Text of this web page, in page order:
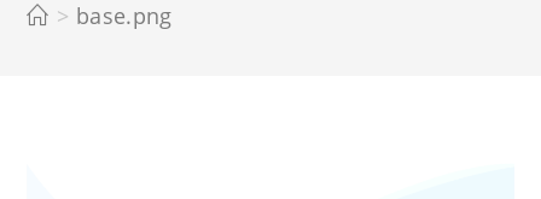
> base.png